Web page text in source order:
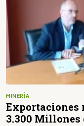
MINERÍA
Exportaciones
3.300 Millones